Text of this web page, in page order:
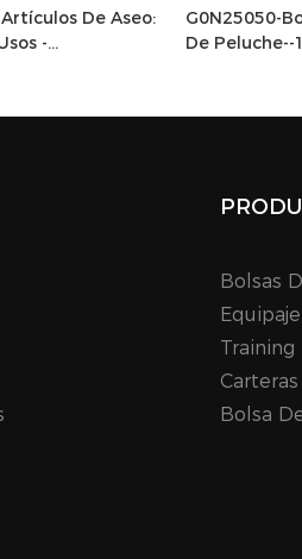
De Aseo:
-
G0N25050-
De
Bolsas
Training
Bolsa